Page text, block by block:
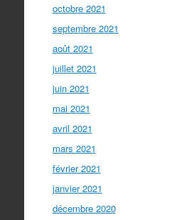
octobre 2021
septembre 2021
août 2021
juillet 2021
juin 2021
mai 2021
avril 2021
mars 2021
février 2021
janvier 2021
décembre 2020